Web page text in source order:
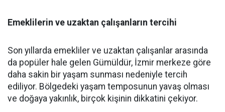
Emeklilerin ve uzaktan çalışanların tercihi
Son yıllarda emekliler ve uzaktan çalışanlar arasında
da popüler hale gelen Gümüldür, İzmir merkeze göre
daha sakin bir yaşam sunması nedeniyle tercih
ediliyor. Bölgedeki yaşam temposunun yavaş olması
ve doğaya yakınlık, birçok kişinin dikkatini çekiyor.